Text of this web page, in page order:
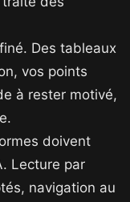
Des tableaux
vos points
à rester motivé,
doivent
Lecture par
navigation au